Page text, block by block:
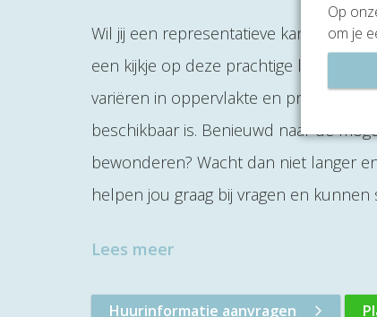
Wil jij een representatieve
een kijkje op deze prachtige locatie.
variëren in oppervlakte en prijs. De
beschikbaar is. Benieuwd naar de
bewonderen? Wacht dan niet langer
helpen jou graag bij vragen en
Lees meer
Huurinformatie aanvragen
Op
om je